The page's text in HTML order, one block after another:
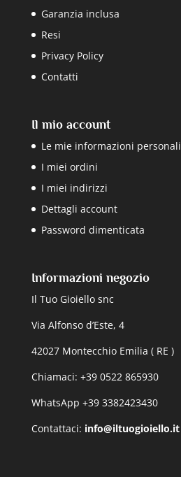
Garanzia inclusa
Resi
Privacy Policy
Contatti
Il mio account
Le mie informazioni personali
I miei ordini
I miei indirizzi
Dettagli account
Password dimenticata
Informazioni negozio
Il Tuo Gioiello snc
Via Alfonso d’Este, 4
42027 Montecchio Emilia ( RE )
Chiamaci: +39 0522 865930
WhatsApp +39 3382423430
Contattaci: info@iltuogioiello.it